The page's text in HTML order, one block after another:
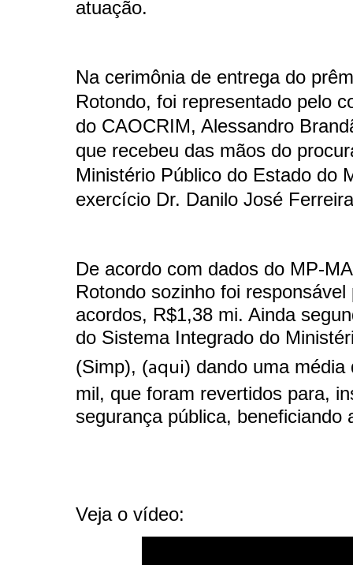
atuação.
Na cerimônia de entrega do
Rotondo, foi representado pelo
do CAOCRIM, Alessandro
que recebeu das mãos do
Ministério Público do Estado do
exercício Dr. Danilo José
De acordo com dados do MP-
Rotondo sozinho foi responsável
acordos, R$1,38 mi. Ainda
do Sistema Integrado do
(Simp), (aqui) dando uma média
mil, que foram revertidos para,
segurança pública, beneficiando
Veja o vídeo: